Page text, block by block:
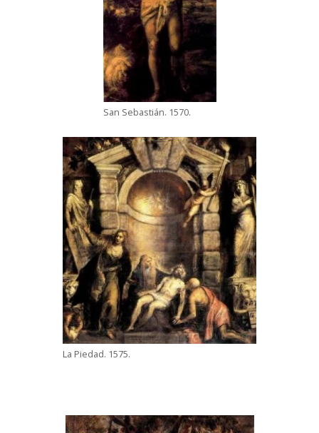
San Sebastián. 1570.
La Piedad. 1575.